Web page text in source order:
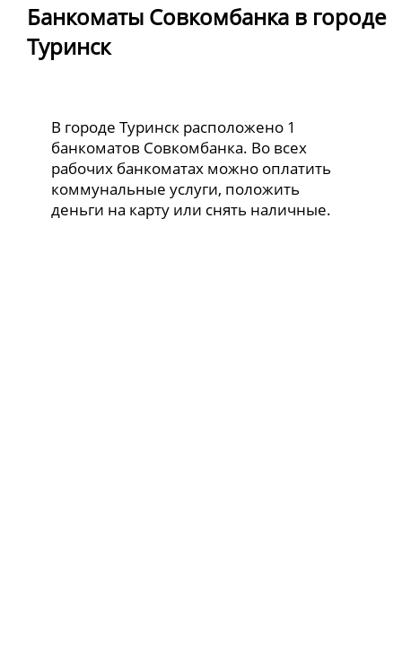
Банкоматы Совкомбанка в городе
Туринск
В городе Туринск расположено 1
банкоматов Совкомбанка. Во всех
рабочих банкоматах можно оплатить
коммунальные услуги, положить
деньги на карту или снять наличные.